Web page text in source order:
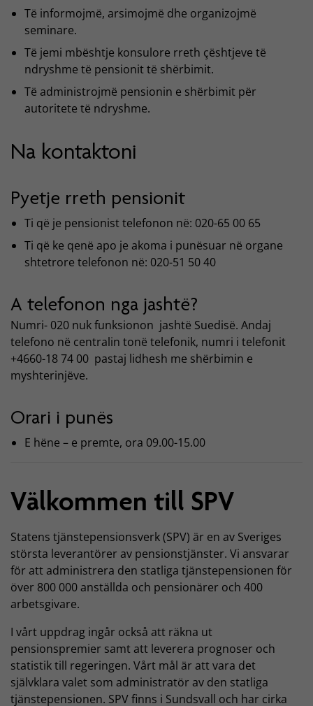
Të informojmë, arsimojmë dhe organizojmë
seminare.
Të jemi mbështje konsulore rreth çështjeve të
ndryshme të pensionit të shërbimit.
Të administrojmë pensionin e shërbimit për
autoritete të ndryshme.
Na kontaktoni
Pyetje rreth pensionit
Ti që je pensionist telefonon në: 020-65 00 65
Ti që ke qenë apo je akoma i punësuar në organe
shtetrore telefonon në: 020-51 50 40
A telefonon nga jashtë?
Numri- 020 nuk funksionon jashtë Suedisë. Andaj
telefono në centralin tonë telefonik, numri i telefonit
+4660-18 74 00 pastaj lidhesh me shërbimin e
myshterinjëve.
Orari i punës
E hëne – e premte, ora 09.00-15.00
Välkommen till SPV
Statens tjänstepensionsverk (SPV) är en av Sveriges
största leverantörer av pensionstjänster. Vi ansvarar
för att administrera den statliga tjänstepensionen för
över 800 000 anställda och pensionärer och 400
arbetsgivare.
I vårt uppdrag ingår också att räkna ut
pensionspremier samt att leverera prognoser och
statistik till regeringen. Vårt mål är att vara det
självklara valet som administratör av den statliga
tjänstepensionen. SPV finns i Sundsvall och har cirka